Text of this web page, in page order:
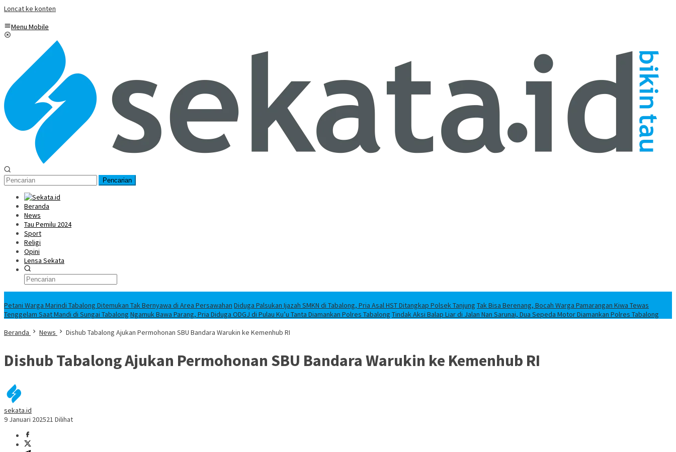
Loncat ke konten
Menu Mobile
Pencarian
Beranda
News
Tau Pemilu 2024
Sport
Religi
Opini
Lensa Sekata
Petani Warga Marindi Tabalong Ditemukan Tak Bernyawa di Area Persawahan Diduga Palsukan Ijazah SMKN di Tabalong, Pria Asal HST Ditangkap Polsek Tanjung Tak Bisa Berenang, Bocah Warga Pamarangan Kiwa Tewas
Tenggelam Saat Mandi di Sungai Tabalong Ngamuk Bawa Parang, Pria Diduga ODGJ di Pulau Ku’u Tanta Diamankan Polres Tabalong Tindak Aksi Balap Liar di Jalan Nan Sarunai, Dua Sepeda Motor Diamankan Polres Tabalong
Beranda
News Dishub Tabalong Ajukan Permohonan SBU Bandara Warukin ke Kemenhub RI
Dishub Tabalong Ajukan Permohonan SBU Bandara Warukin ke Kemenhub RI
sekata.id
9 Januari 202521 Dilihat